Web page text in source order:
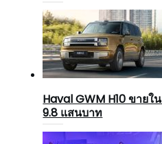
Haval GWM H10 ขาย
9.8 แสนบาท